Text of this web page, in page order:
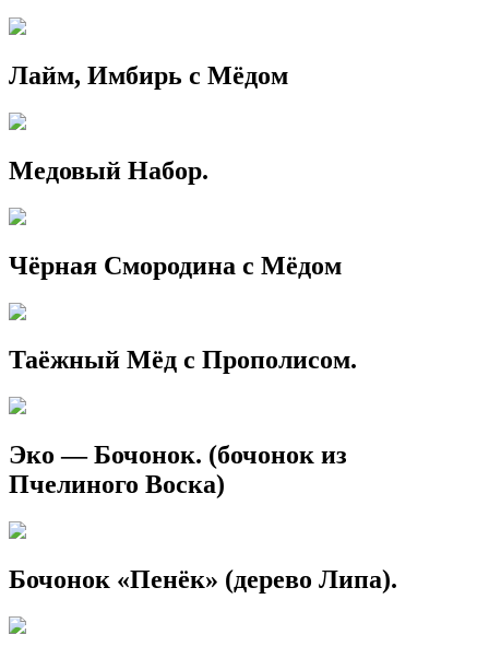
Лайм, Имбирь с Мёдом
Медовый Набор.
Чёрная Смородина с Мёдом
Таёжный Мёд с Прополисом.
Эко — Бочонок. (бочонок из
Пчелиного Воска)
Бочонок «Пенёк» (дерево Липа).